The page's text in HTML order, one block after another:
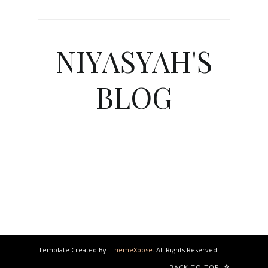
NIYASYAH'S
BLOG
Template Created By :ThemeXpose . All Rights Reserved.